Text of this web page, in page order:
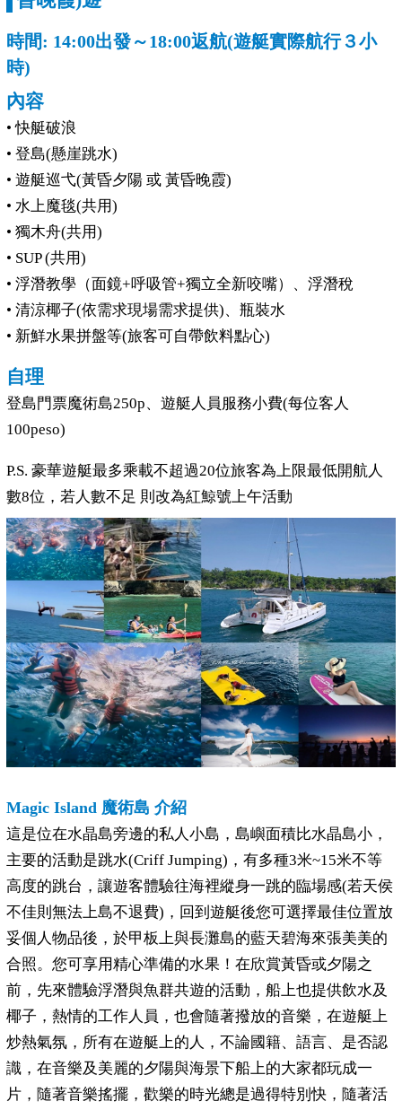
時間: 14:00出發～18:00返航(遊艇實際航行３小
時)
內容
• 快艇破浪
• 登島(懸崖跳水)
• 遊艇巡弋(黃昏夕陽 或 黃昏晚霞)
• 水上魔毯(共用)
• 獨木舟(共用)
• SUP (共用)
• 浮潛教學（面鏡+呼吸管+獨立全新咬嘴）、浮潛稅
• 清涼椰子(依需求現場需求提供)、瓶裝水
• 新鮮水果拼盤等(旅客可自帶飲料點心)
自理
登島門票魔術島250p、遊艇人員服務小費(每位客人
100peso)
P.S. 豪華遊艇最多乘載不超過20位旅客為上限最低開航人
數8位，若人數不足 則改為紅鯨號上午活動
Magic Island 魔術島 介紹
這是位在水晶島旁邊的私人小島，島嶼面積比水晶島小，
主要的活動是跳水(Criff Jumping)，有多種3米~15米不等
高度的跳台，讓遊客體驗往海裡縱身一跳的臨場感(若天侯
不佳則無法上島不退費)，回到遊艇後您可選擇最佳位置放
妥個人物品後，於甲板上與長灘島的藍天碧海來張美美的
合照。您可享用精心準備的水果！在欣賞黃昏或夕陽之
前，先來體驗浮潛與魚群共遊的活動，船上也提供飲水及
椰子，熱情的工作人員，也會隨著撥放的音樂，在遊艇上
炒熱氣氛，所有在遊艇上的人，不論國籍、語言、是否認
識，在音樂及美麗的夕陽與海景下船上的大家都玩成一
片，隨著音樂搖擺，歡樂的時光總是過得特別快，隨著活